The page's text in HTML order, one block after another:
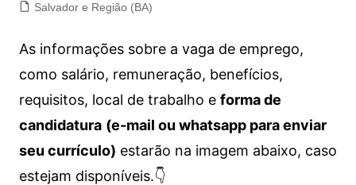
Salvador e Região (BA)
As informações sobre a vaga de emprego,
como salário, remuneração, benefícios,
requisitos, local de trabalho e forma de
candidatura (e-mail ou whatsapp para enviar
seu currículo) estarão na imagem abaixo, caso
estejam disponíveis.👇